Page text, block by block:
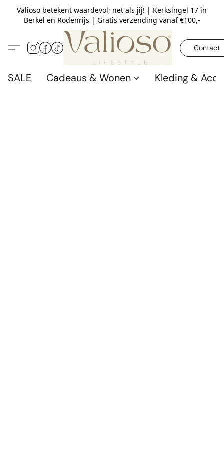
Valioso betekent waardevol; net als jij! | Kerksingel 17 in
Berkel en Rodenrijs | Gratis verzending vanaf €100,-
Contact
SALE Cadeaus & Wonen Kleding &